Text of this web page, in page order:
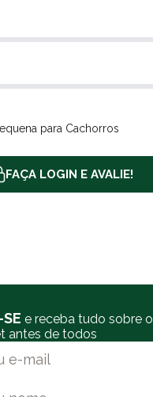
para Cachorros
FAÇA LOGIN E AVALIE!
e receba tudo sobre o
antes de todos